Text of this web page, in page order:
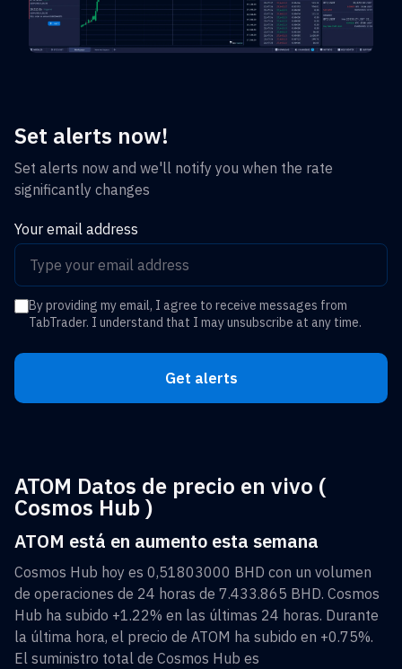
Set alerts now!
Set alerts now and we'll notify you when the rate
significantly changes
Your email address
By providing my email, I agree to receive messages from
TabTrader. I understand that I may unsubscribe at any time.
Get alerts
ATOM Datos de precio en vivo (
Cosmos Hub )
ATOM está en aumento esta semana
Cosmos Hub hoy es 0,51803000 BHD con un volumen
de operaciones de 24 horas de 7.433.865 BHD. Cosmos
Hub ha subido +1.22% en las últimas 24 horas. Durante
la última hora, el precio de ATOM ha subido en +0.75%.
El suministro total de Cosmos Hub es